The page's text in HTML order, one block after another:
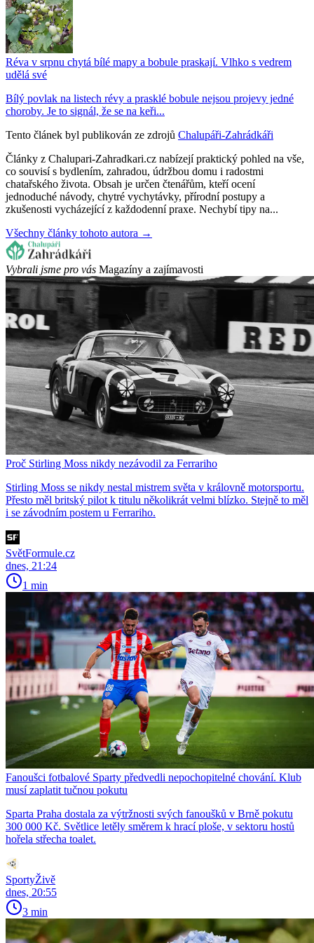
Réva v srpnu chytá bílé mapy a bobule praskají. Vlhko s vedrem
udělá své
Bílý povlak na listech révy a prasklé bobule nejsou projevy jedné
choroby. Je to signál, že se na keři...
Tento článek byl publikován ze zdrojů Chalupáři-Zahrádkáři
Články z Chalupari-Zahradkari.cz nabízejí praktický pohled na vše,
co souvisí s bydlením, zahradou, údržbou domu i radostmi
chatařského života. Obsah je určen čtenářům, kteří ocení
jednoduché návody, chytré vychytávky, přírodní postupy a
zkušenosti vycházející z každodenní praxe. Nechybí tipy na...
Všechny články tohoto autora →
Vybrali jsme pro vás Magazíny a zajímavosti
Proč Stirling Moss nikdy nezávodil za Ferrariho
Stirling Moss se nikdy nestal mistrem světa v královně motorsportu.
Přesto měl britský pilot k titulu několikrát velmi blízko. Stejně to měl
i se závodním postem u Ferrariho.
SvětFormule.cz
dnes, 21:24
1 min
Fanoušci fotbalové Sparty předvedli nepochopitelné chování. Klub
musí zaplatit tučnou pokutu
Sparta Praha dostala za výtržnosti svých fanoušků v Brně pokutu
300 000 Kč. Světlice letěly směrem k hrací ploše, v sektoru hostů
hořela střecha toalet.
SportyŽivě
dnes, 20:55
3 min